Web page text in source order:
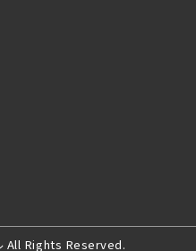
All Rights Reserved.